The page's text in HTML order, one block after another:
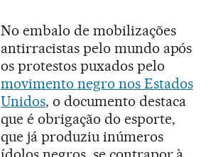
No embalo de mobilizações
antirracistas pelo mundo após
os protestos puxados pelo
movimento negro nos Estados
Unidos, o documento destaca
que é obrigação do esporte,
que já produziu inúmeros